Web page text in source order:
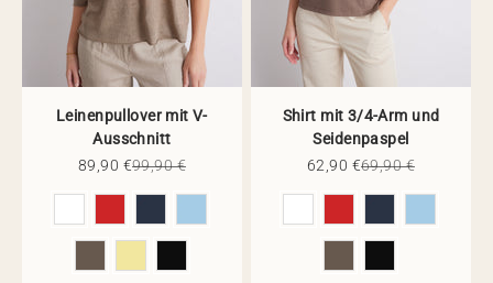
Leinenpullover mit V-
Ausschnitt
Angebot
89,90 €Regulärer Preis
99,90 €
Shirt mit 3/4-Arm und
Seidenpaspel
Angebot
62,90 €Regulärer Preis
69,90 €